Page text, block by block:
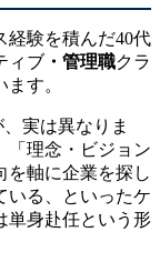
経験を積んだ40代
ィブ ・管理職クラ
す。
実は異なりま
「理念・ビジョン
を軸に企業を探し
いる、といったケ
単身赴任という形